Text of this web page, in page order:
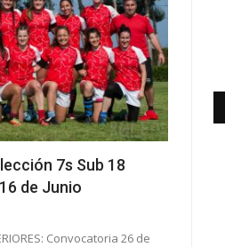
7s Sub 18
de Junio
Convocatoria 26 de